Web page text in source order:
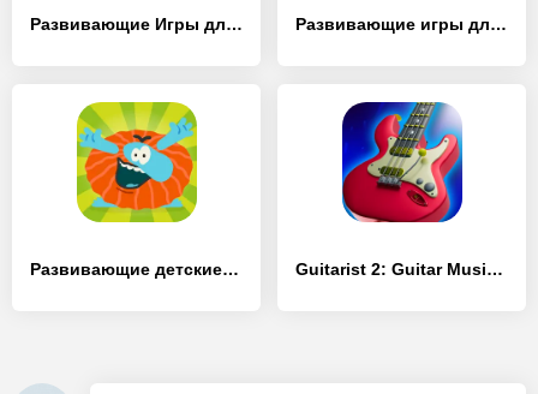
Развивающие Игры для Детей 5 - [MOD Много денег] Развивающие игры для детей 3+ - [MOD Бесконечные монеты]
Развивающие детские игры. Бодо - [MOD Бесконечные монеты] Guitarist 2: Guitar Music Game